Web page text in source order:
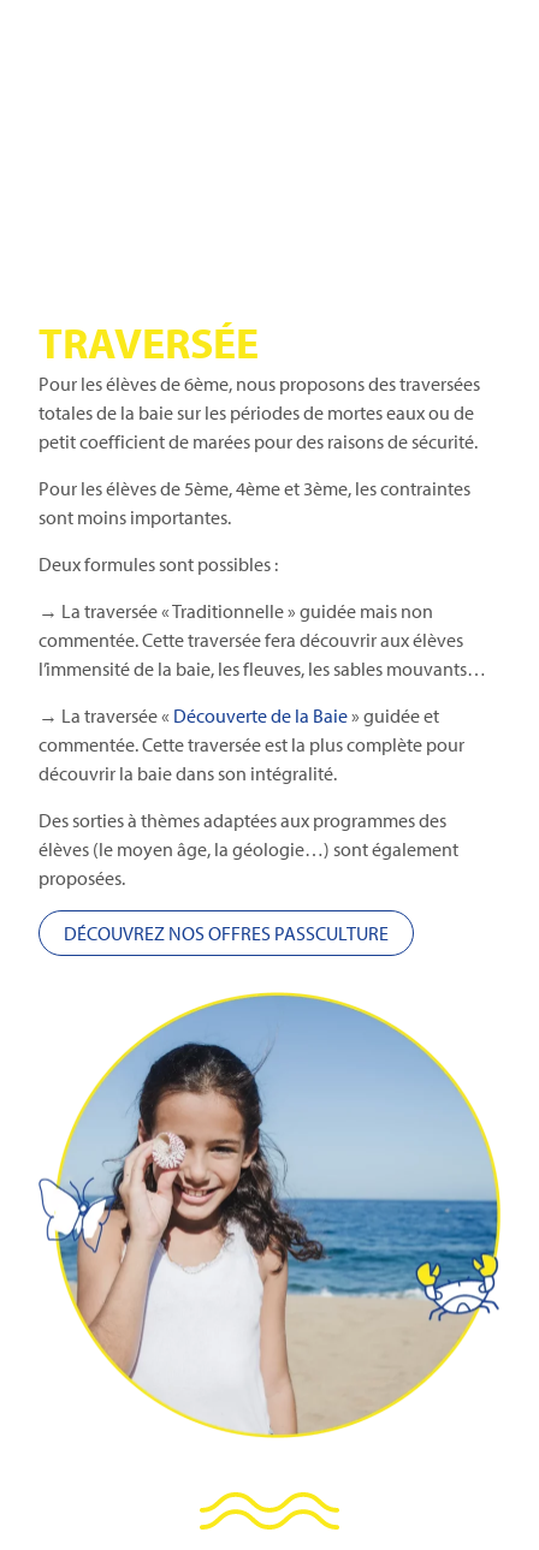
TRAVERSÉE
Pour les élèves de 6ème, nous proposons des traversées
totales de la baie sur les périodes de mortes eaux ou de
petit coefficient de marées pour des raisons de sécurité.
Pour les élèves de 5ème, 4ème et 3ème, les contraintes
sont moins importantes.
Deux formules sont possibles :
→ La traversée « Traditionnelle » guidée mais non
commentée. Cette traversée fera découvrir aux élèves
l’immensité de la baie, les fleuves, les sables mouvants…
→ La traversée « Découverte de la Baie» guidée et
commentée. Cette traversée est la plus complète pour
découvrir la baie dans son intégralité.
Des sorties à thèmes adaptées aux programmes des
élèves (le moyen âge, la géologie…) sont également
proposées.
DÉCOUVREZ NOS OFFRES PASSCULTURE